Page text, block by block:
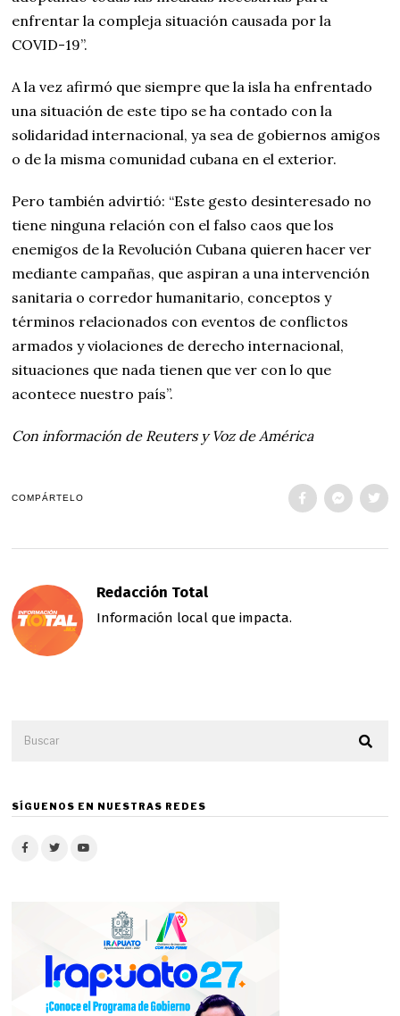
enfrentar la compleja situación causada por la
COVID-19”.
A la vez afirmó que siempre que la isla ha enfrentado
una situación de este tipo se ha contado con la
solidaridad internacional, ya sea de gobiernos amigos
o de la misma comunidad cubana en el exterior.
Pero también advirtió: “Este gesto desinteresado no
tiene ninguna relación con el falso caos que los
enemigos de la Revolución Cubana quieren hacer ver
mediante campañas, que aspiran a una intervención
sanitaria o corredor humanitario, conceptos y
términos relacionados con eventos de conflictos
armados y violaciones de derecho internacional,
situaciones que nada tienen que ver con lo que
acontece nuestro país”.
Con información de Reuters y Voz de América
COMPÁRTELO
Redacción Total
Información local que impacta.
SÍGUENOS EN NUESTRAS REDES